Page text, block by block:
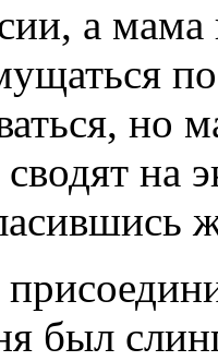
а
но
сводят
был